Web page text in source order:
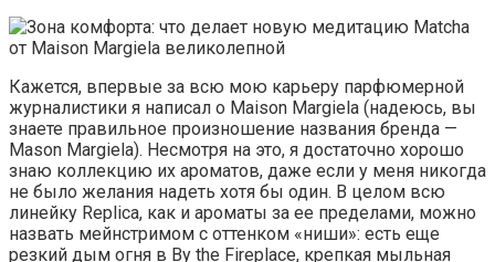
Кажется, впервые за всю мою карьеру парфюмерной
журналистики я написал о Maison Margiela (надеюсь, вы
знаете правильное произношение названия бренда —
Mason Margiela). Несмотря на это, я достаточно хорошо
знаю коллекцию их ароматов, даже если у меня никогда
не было желания надеть хотя бы один. В целом всю
линейку Replica, как и ароматы за ее пределами, можно
назвать мейнстримом с оттенком «ниши»: есть еще
резкий дым огня в By the Fireplace, крепкая мыльная